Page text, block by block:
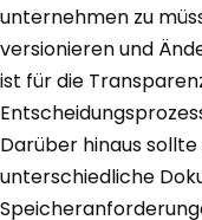
unternehmen zu
versionieren und
ist für die
Darüber hinaus
unterschiedliche